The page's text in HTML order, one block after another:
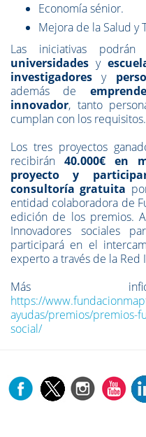
Economía sénior.
Mejora de la Salud y
Las iniciativas
universidades y
investigadores y
además de
innovador, tanto
cumplan con los requisitos.
Los tres proyectos
recibirán 40.000€ en
proyecto y
consultoría gratuita
entidad colaboradora de
edición de los premios.
Innovadores sociales
participará en el
experto a través de la Red
Más
https://
ayudas/premios/premios-
social/